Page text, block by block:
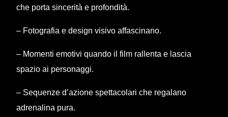
che porta sincerità e profondità.
– Fotografia e design visivo affascinano.
– Momenti emotivi quando il film rallenta e lascia
spazio ai personaggi.
– Sequenze d’azione spettacolari che regalano
adrenalina pura.